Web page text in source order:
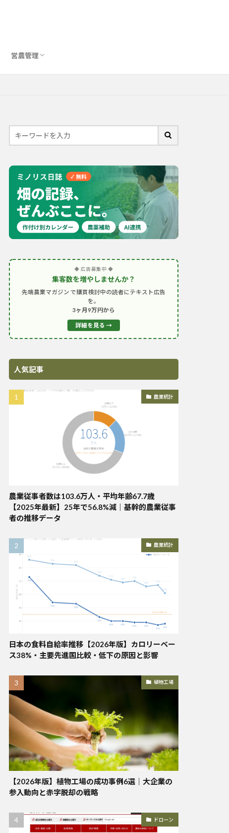
営農管理
圃場管理アプリおすすめ10選
農業用トイレ比較
バイオスティミュラント完全ガイド
◆ 広告募集中 ◆
集客数を増やしませんか？
先端農業マガジン で購買検討中の読者にテキスト広告
を。
3ヶ月9万円から
詳細を見る →
人気記事
農業統計
農業従事者数は103.6万人・平均年齢67.7歳
【2025年最新】25年で56.8%減｜基幹的農業従事
者の推移データ
農業統計
日本の食料自給率推移【2026年版】カロリーベー
ス38%・主要先進国比較・低下の原因と影響
植物工場
【2026年版】植物工場の成功事例6選｜大企業の
参入動向と赤字脱却の戦略
ドローン